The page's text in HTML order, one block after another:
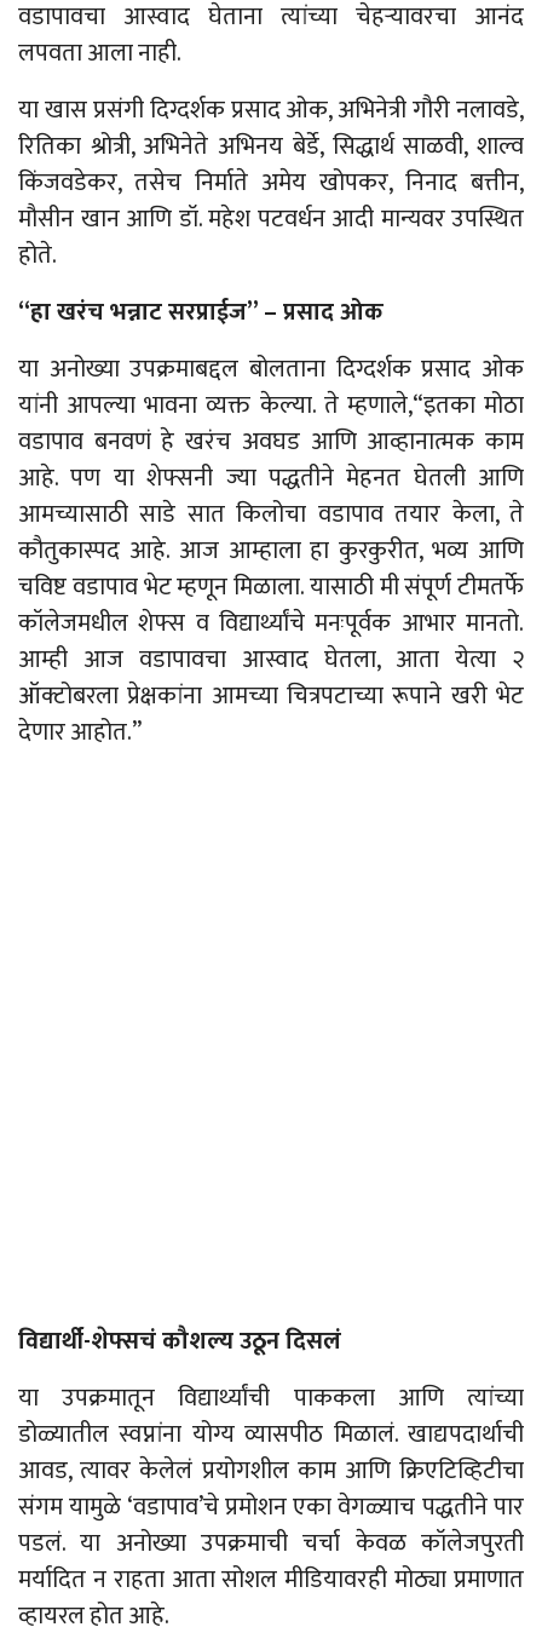
वडापावचा आस्वाद घेताना त्यांच्या चेहऱ्यावरचा आनंद
लपवता आला नाही.
या खास प्रसंगी दिग्दर्शक प्रसाद ओक, अभिनेत्री गौरी नलावडे,
रितिका श्रोत्री, अभिनेते अभिनय बेर्डे, सिद्धार्थ साळवी, शाल्व
किंजवडेकर, तसेच निर्माते अमेय खोपकर, निनाद बत्तीन,
मौसीन खान आणि डॉ. महेश पटवर्धन आदी मान्यवर उपस्थित
होते.
“हा खरंच भन्नाट सरप्राईज”–प्रसाद ओक
या अनोख्या उपक्रमाबद्दल बोलताना दिग्दर्शक प्रसाद ओक
यांनी आपल्याभावना व्यक्त केल्या. ते म्हणाले,“इतका मोठा
वडापाव बनवणं हे खरंच अवघड आणि आव्हानात्मक काम
आहे. पण या शेफ्सनी ज्या पद्धतीने मेहनत घेतली आणि
आमच्यासाठी साडे सात किलोचा वडापाव तयार केला, ते
कौतुकास्पद आहे. आज आम्हाला हा कुरकुरीत, भव्य आणि
चविष्ट वडापाव भेट म्हणून मिळाला. यासाठी मी संपूर्ण टीमतर्फे
कॉलेजमधील शेफ्स व विद्यार्थ्यांचे मनःपूर्वक आभार मानतो.
आम्ही आज वडापावचा आस्वाद घेतला, आता येत्या २
ऑक्टोबरला प्रेक्षकांना आमच्या चित्रपटाच्या रूपाने खरी भेट
देणार आहोत.”
विद्यार्थी-शेफ्सचं कौशल्य उठून दिसलं
या उपक्रमातून विद्यार्थ्यांची पाककला आणि त्यांच्या
डोळ्यातील स्वप्नांना योग्य व्यासपीठ मिळालं. खाद्यपदार्थाची
आवड, त्यावर केलेलं प्रयोगशील काम आणि क्रिएटिव्हिटीचा
संगम यामुळे ‘वडापाव’चे प्रमोशन एका वेगळ्याच पद्धतीने पार
पडलं. या अनोख्या उपक्रमाची चर्चा केवळ कॉलेजपुरती
मर्यादित न राहता आता सोशल मीडियावरही मोठ्या प्रमाणात
व्हायरल होत आहे.